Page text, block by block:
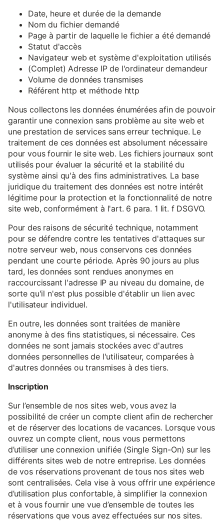
Date, heure et durée de la demande
Nom du fichier demandé
Page à partir de laquelle le fichier a été demandé
Statut d'accès
Navigateur web et système d'exploitation utilisés
(Complet) Adresse IP de l'ordinateur demandeur
Volume de données transmises
Référent http et méthode http
Nous collectons les données énumérées afin de pouvoir
garantir une connexion sans problème au site web et
une prestation de services sans erreur technique. Le
traitement de ces données est absolument nécessaire
pour vous fournir le site web. Les fichiers journaux sont
utilisés pour évaluer la sécurité et la stabilité du
système ainsi qu'à des fins administratives. La base
juridique du traitement des données est notre intérêt
légitime pour la protection et la fonctionnalité de notre
site web, conformément à l'art. 6 para. 1 lit. f DSGVO.
Pour des raisons de sécurité technique, notamment
pour se défendre contre les tentatives d'attaques sur
notre serveur web, nous conservons ces données
pendant une courte période. Après 90 jours au plus
tard, les données sont rendues anonymes en
raccourcissant l'adresse IP au niveau du domaine, de
sorte qu'il n'est plus possible d'établir un lien avec
l'utilisateur individuel.
En outre, les données sont traitées de manière
anonyme à des fins statistiques, si nécessaire. Ces
données ne sont jamais stockées avec d'autres
données personnelles de l'utilisateur, comparées à
d'autres données ou transmises à des tiers.
Inscription
Sur l’ensemble de nos sites web, vous avez la
possibilité de créer un compte client afin de rechercher
et de réserver des locations de vacances. Lorsque vous
ouvrez un compte client, nous vous permettons
d’utiliser une connexion unifiée (Single Sign-On) sur les
différents sites web de notre entreprise. Les données
de vos réservations provenant de tous nos sites web
sont centralisées. Cela vise à vous offrir une expérience
d’utilisation plus confortable, à simplifier la connexion
et à vous fournir une vue d’ensemble de toutes les
réservations que vous avez effectuées sur nos sites.